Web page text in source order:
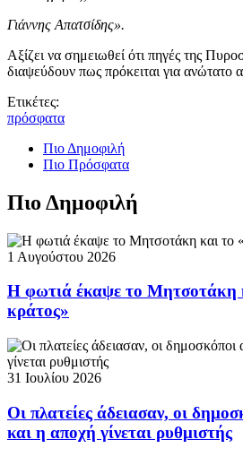
Γιάννης Απατσίδης».
Αξίζει να σημειωθεί ότι πηγές της
διαψεύδουν πως πρόκειται για ανώτατο
Ετικέτες:
πρόσφατα
Πιο Δημοφιλή
Πιο Πρόσφατα
Πιο Δημοφιλή
1 Αυγούστου 2026
Η φωτιά έκαψε το Μητσοτάκη
κράτος»
31 Ιουλίου 2026
Οι πλατείες άδειασαν, οι
και η αποχή γίνεται ρυθμιστής